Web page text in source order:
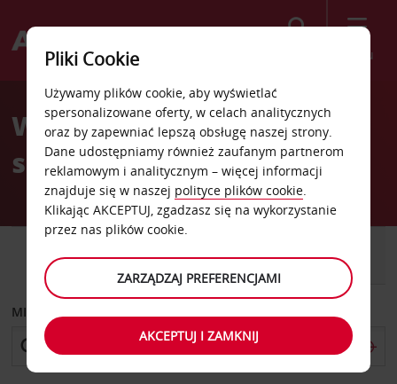
Menu
Welcome
AvisWypożyczalnia
samochodów Bellefonte
DOSTAWCZY
MIEJSCE ODBIORU
Pliki Cookie
Używamy plików cookie, aby wyświetlać
spersonalizowane oferty, w celach analitycznych
oraz by zapewniać lepszą obsługę naszej strony.
Dane udostępniamy również zaufanym partnerom
reklamowym i analitycznym – więcej informacji
znajduje się w naszej polityce plików cookie.
Klikając AKCEPTUJ, zgadzasz się na wykorzystanie
przez nas plików cookie.
ZARZĄDZAJ PREFERENCJAMI
AKCEPTUJ I ZAMKNIJ